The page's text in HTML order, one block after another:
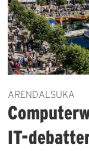
ARENDALSUKA
IT-